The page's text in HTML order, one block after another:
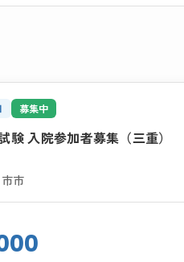
募集中
験 入院参加者募集（三重）
市